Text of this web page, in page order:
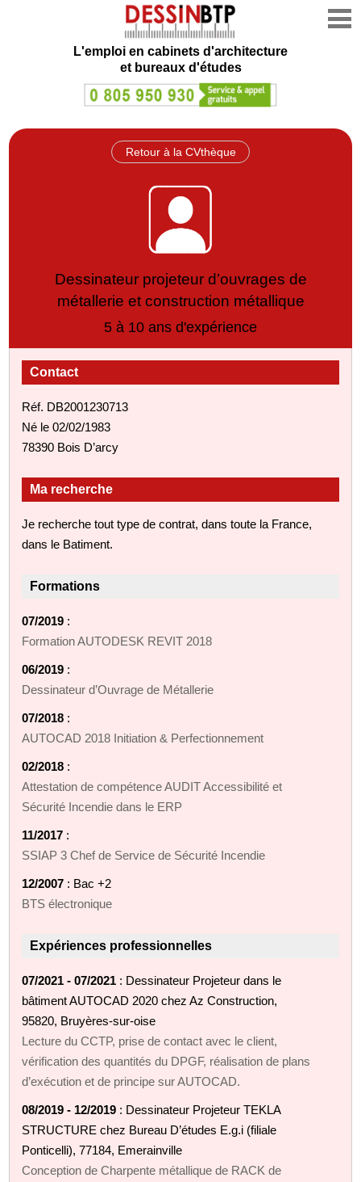
L'emploi en cabinets d'architecture
et bureaux d'études
Retour à la CVthèque
Dessinateur projeteur d’ouvrages de
métallerie et construction métallique
5 à 10 ans d'expérience
Contact
Réf. DB2001230713
Né le 02/02/1983
78390 Bois D’arcy
Ma recherche
Je recherche tout type de contrat, dans toute la France,
dans le Batiment.
Formations
07/2019 :
Formation AUTODESK REVIT 2018
06/2019 :
Dessinateur d’Ouvrage de Métallerie
07/2018 :
AUTOCAD 2018 Initiation & Perfectionnement
02/2018 :
Attestation de compétence AUDIT Accessibilité et
Sécurité Incendie dans le ERP
11/2017 :
SSIAP 3 Chef de Service de Sécurité Incendie
12/2007 : Bac +2
BTS électronique
Expériences professionnelles
07/2021 - 07/2021 : Dessinateur Projeteur dans le
bâtiment AUTOCAD 2020 chez Az Construction,
95820, Bruyères-sur-oise
Lecture du CCTP, prise de contact avec le client,
vérification des quantités du DPGF, réalisation de plans
d’exécution et de principe sur AUTOCAD.
08/2019 - 12/2019 : Dessinateur Projeteur TEKLA
STRUCTURE chez Bureau D’études E.g.i (filiale
Ponticelli), 77184, Emerainville
Conception de Charpente métallique de RACK de